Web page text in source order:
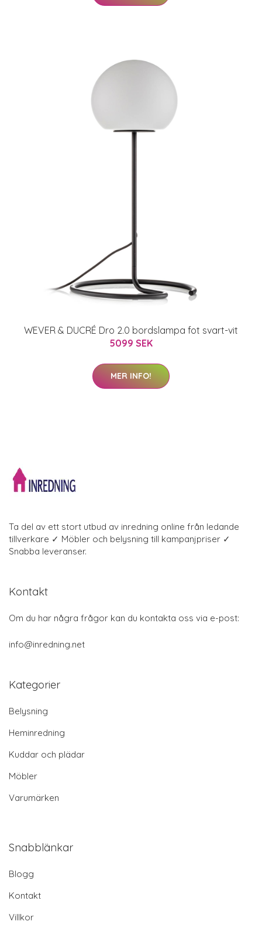
WEVER & DUCRÉ Dro 2.0 bordslampa fot svart-vit
5099 SEK
MER INFO!
Ta del av ett stort utbud av inredning online från ledande
tillverkare ✓ Möbler och belysning till kampanjpriser ✓
Snabba leveranser.
Kontakt
Om du har några frågor kan du kontakta oss via e-post:
info@inredning.net
Kategorier
Belysning
Heminredning
Kuddar och plädar
Möbler
Varumärken
Snabblänkar
Blogg
Kontakt
Villkor